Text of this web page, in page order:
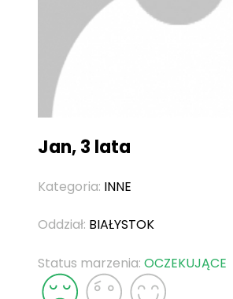
Jan, 3 lata
Kategoria: INNE
Oddział: BIAŁYSTOK
Status marzenia: OCZEKUJĄCE